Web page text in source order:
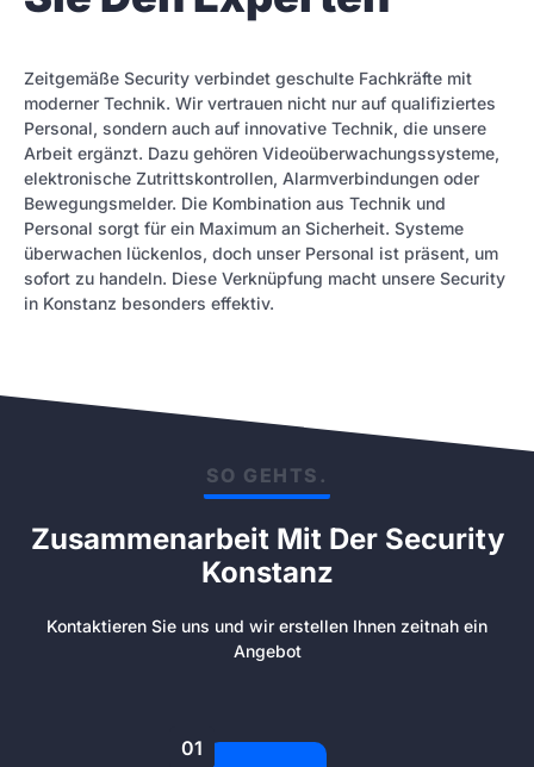
Zeitgemäße Security verbindet geschulte Fachkräfte mit
moderner Technik. Wir vertrauen nicht nur auf qualifiziertes
Personal, sondern auch auf innovative Technik, die unsere
Arbeit ergänzt. Dazu gehören Videoüberwachungssysteme,
elektronische Zutrittskontrollen, Alarmverbindungen oder
Bewegungsmelder. Die Kombination aus Technik und
Personal sorgt für ein Maximum an Sicherheit. Systeme
überwachen lückenlos, doch unser Personal ist präsent, um
sofort zu handeln. Diese Verknüpfung macht unsere Security
in Konstanz besonders effektiv.
SO GEHTS.
Zusammenarbeit Mit Der Security
Konstanz
Kontaktieren Sie uns und wir erstellen Ihnen zeitnah ein
Angebot
01